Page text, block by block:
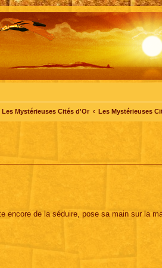
Les Mystérieuses Cités d'Or Les Mystérieuses
encore de la séduire, pose sa main sur la